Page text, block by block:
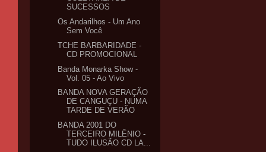
SUCESSOS
Os Andarilhos - Um Ano
Sem Você
TCHE BARBARIDADE -
CD PROMOCIONAL
Banda Monarka Show -
Vol. 05 - Ao Vivo
BANDA NOVA GERAÇÃO
DE CANGUÇU - NUMA
TARDE DE VERÃO
BANDA 2001 DO
TERCEIRO MILÊNIO -
TUDO ILUSÃO CD LA...